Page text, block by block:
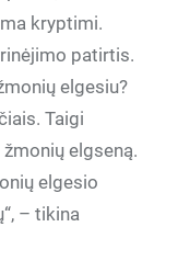
kryptimi.
patirtis.
elgesiu?
Taigi
elgseną.
elgesio
– tikina